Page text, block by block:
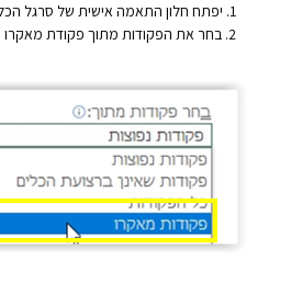
יפתח חלון התאמה אישית של סרגל
בחר את הפקודות מתוך פקודת מאקרו